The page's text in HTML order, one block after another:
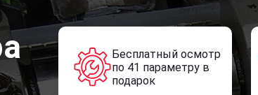
Бесплатный осмотр
по 41 параметру в
подарок